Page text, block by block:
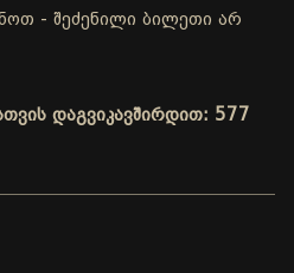
- შეძენილი ბილეთი არ
დაგვიკავშირდით: 577